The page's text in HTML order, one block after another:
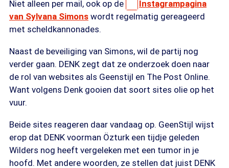
Niet alleen per mail, ook op de
Instagrampagina
van Sylvana Simons wordt regelmatig gereageerd
met scheldkannonades.
Naast de beveiliging van Simons, wil de partij nog
verder gaan. DENK zegt dat ze onderzoek doen naar
de rol van websites als Geenstijl en The Post Online.
Want volgens Denk gooien dat soort sites olie op het
vuur.
Beide sites reageren daar vandaag op. GeenStijl wijst
erop dat DENK voorman Özturk een tijdje geleden
Wilders nog heeft vergeleken met een tumor in je
hoofd. Met andere woorden, ze stellen dat juist DENK